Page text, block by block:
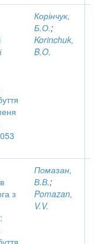
Корінчук,
Б.О.;
Korinchuk,
B.O.
з
Помазан,
В.В.;
Pomazan,
V.V.